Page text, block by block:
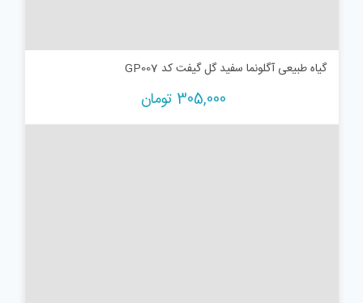
گیاه طبیعی آگلونما سفید گل گیفت کد GP007
305,000 تومان